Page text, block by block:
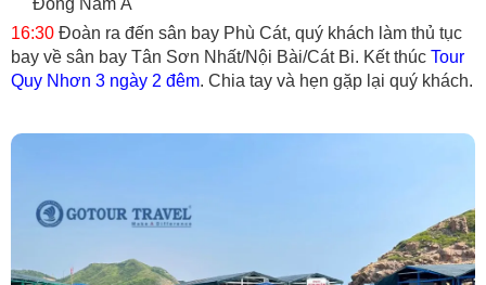
16:30 Đoàn ra đến sân bay Phù Cát, quý khách làm thủ tục
bay về sân bay Tân Sơn Nhất/Nội Bài/Cát Bi. Kết thúc Tour
Quy Nhơn 3 ngày 2 đêm. Chia tay và hẹn gặp lại quý khách.